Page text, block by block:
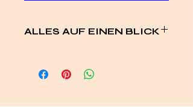
ALLES AUF EINEN BLICK
Maße: 80 × 100 cm (83 × 103 cm inkl.
Rahmen)
Leinwand, Folierung